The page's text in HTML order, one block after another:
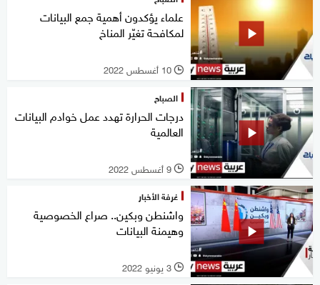
علماء يؤكدون أهمية جمع البيانات
لمكافحة تغيّر المناخ
l 10 أغسطس 2022
الصباح
درجات الحرارة تهدد عمل خوادم البيانات
العالمية
l 9 أغسطس 2022
غرفة الأخبار
واشنطن وبكين.. صراع الخصوصية
وهيمنة البيانات
l 3 يونيو 2022